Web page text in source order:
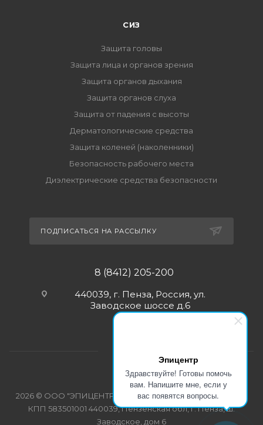
Эпицентр
Здравствуйте! Готовы помочь
вам. Напишите мне, если у
вас появятся вопросы.
СИЗ
Защита головы
Защита лица и органов зрения
Защита органов дыхания
Защита органов слуха
Защита от падения с высоты
Дерматологические средства
Защита коленей (наколенники)
Безопасность рабочего места
Диэлектрические средства безопасности
ПОДПИСАТЬСЯ НА РАССЫЛКУ
8 (8412) 205-200
440039, г. Пенза, Россия, ул.
Заводское шоссе д.6
2026 © ООО "ЭПИЦЕНТР-СПЕЦОДЕЖДА" ИНН 5835103358
КПП 583501001 440039, Пензенская обл, г. Пенза, ш.
Заводское, дом 6